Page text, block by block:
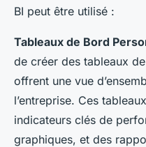
BI peut être utilisé :
Tableaux de Bord
de créer des tableaux
offrent une vue
l’entreprise. Ces
indicateurs clés de
graphiques, et des